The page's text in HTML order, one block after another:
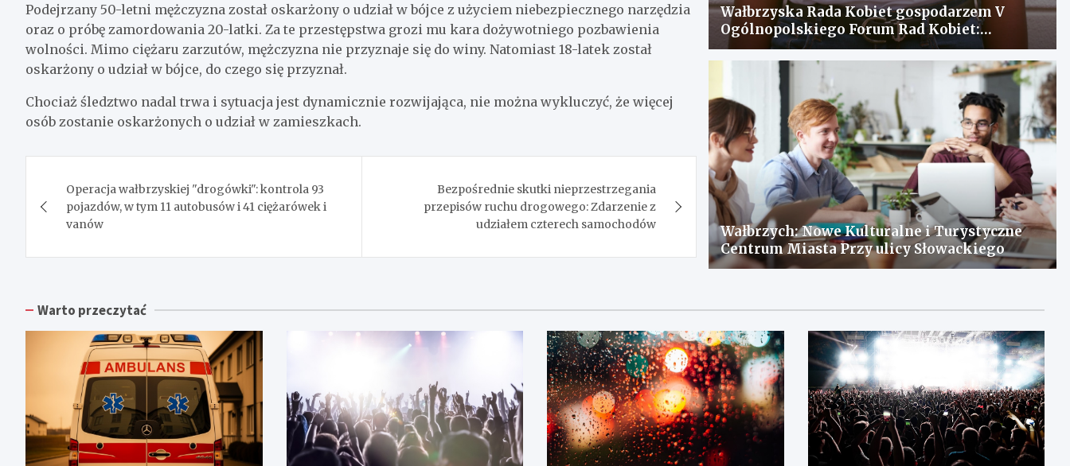
Podejrzany 50-letni mężczyzna został oskarżony o udział w bójce z użyciem niebezpiecznego narzędzia
oraz o próbę zamordowania 20-latki. Za te przestępstwa grozi mu kara dożywotniego pozbawienia
wolności. Mimo ciężaru zarzutów, mężczyzna nie przyznaje się do winy. Natomiast 18-latek został
oskarżony o udział w bójce, do czego się przyznał.
Chociaż śledztwo nadal trwa i sytuacja jest dynamicznie rozwijająca, nie można wykluczyć, że więcej
osób zostanie oskarżonych o udział w zamieszkach.
wpisu
Operacja wałbrzyskiej "drogówki": kontrola 93
pojazdów, w tym 11 autobusów i 41 ciężarówek i
vanów
Bezpośrednie skutki nieprzestrzegania
przepisów ruchu drogowego: Zdarzenie z
udziałem czterech samochodów
Wałbrzyska Rada Kobiet gospodarzem V
Ogólnopolskiego Forum Rad Kobiet:
spotkanie dla wymiany doświadczeń i
rozwiązania problemów
Wałbrzych: Nowe Kulturalne i Turystyczne
Centrum Miasta Przy ulicy Słowackiego
Warto przeczytać